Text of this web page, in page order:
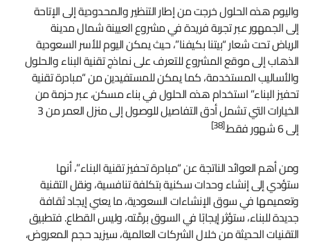
واليوم هذه الحلول خرجت من إطار التنظير والمحدودية إلى الإتاحة
إلى الجمهور عبر تجربة فريدة في مشروع العيينة شمال مدينة
الرياض تحت شعار “بيتنا بكيفنا”، حيث يمكن اليوم للأسر السعودية
الذهاب إلى موقع المشروع للتعرف على نماذج تقنية البناء والحلول
والأساليب المستخدمة، كما يمكن للمستفيدين من “مبادرة تقنية
تحفيز البناء” استخدام هذه الحلول في بناء مسكن، عبر حزمة من
الخيارات التي تشمل أدق التفاصيل للوصول إلى منزل العمر من 3
إلى 6 شهور فقط.
[38]
ومن أهم العوائد الناتجة عن “مبادرة تحفيز تقنية البناء”، أنها
ستؤدي إلى إنشاء وحدات سكنية بتكلفة تنافسية، ونقل التقنية
وتعميمها في سوق الإنشاءات السعودية، ما يعني إيجاد ثقافة
جديدة للبناء، ستؤثر إيجابًا في السوق برمَّته، وليس القطاع. فتطبيق
التقنيات الحديثة من خلال الشركات العالمية، سيزيد حجم المعروض،